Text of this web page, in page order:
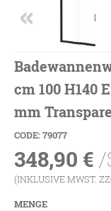
cm 100 H140
mm
CODE: 79077
348,90 € /
(INKLUSIVE MWST.
MENGE